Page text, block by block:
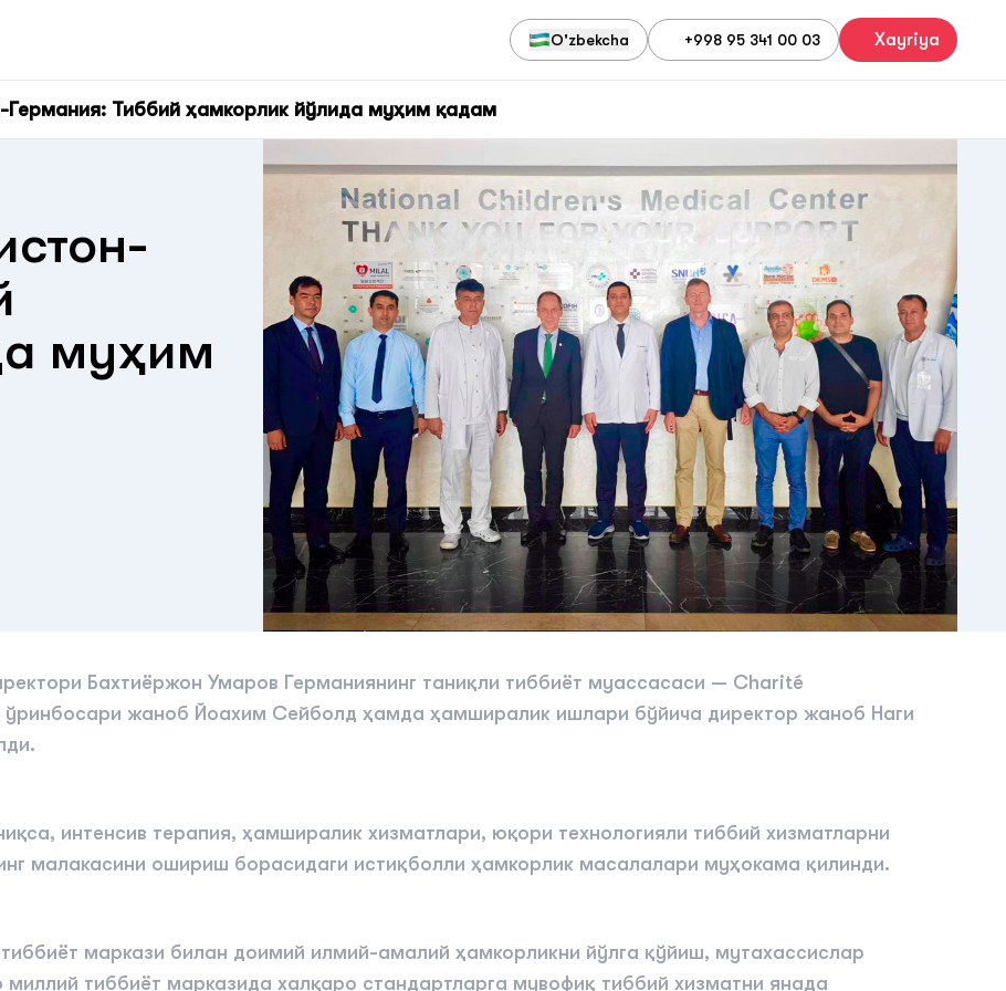
O'zbekcha +998 95 341 00 03 Xayriya
Тиббий ҳамкорлик йўлида муҳим қадам
муҳим
Бахтиёржон Умаров Германиянинг таниқли тиббиёт муассасаси — Charité
ўринбосари жаноб Йоахим Сейболд ҳамда ҳамширалик ишлари бўйича директор жаноб Наги
интенсив терапия, ҳамширалик хизматлари, юқори технологияли тиббий хизматларни
малакасини ошириш борасидаги истиқболли ҳамкорлик масалалари муҳокама қилинди.
маркази билан доимий илмий-амалий ҳамкорликни йўлга қўйиш, мутахассислар
тиббиёт марказида халқаро стандартларга мувофиқ тиббий хизматни янада